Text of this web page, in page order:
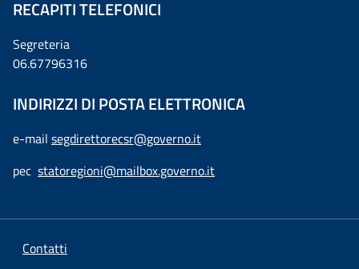
RECAPITI TELEFONICI
Segreteria
06.67796316
INDIRIZZI DI POSTA ELETTRONICA
e-mail segdirettorecsr@governo.it
pec statoregioni@mailbox.governo.it
Contatti